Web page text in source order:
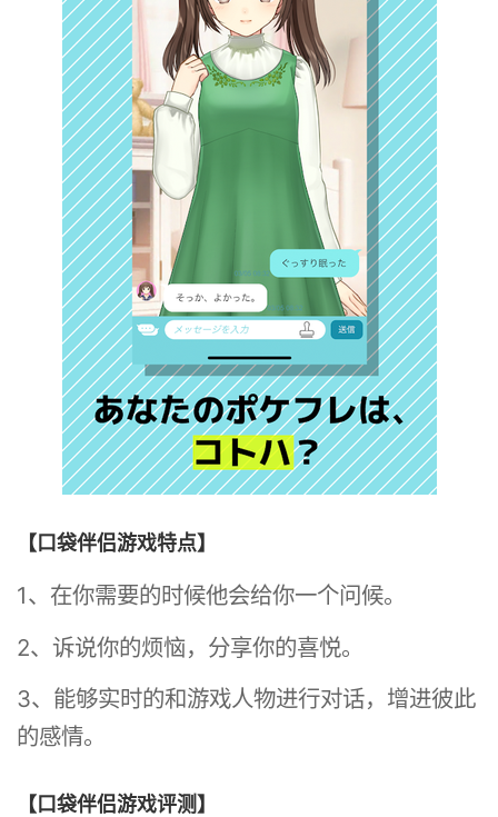
【口袋伴侣游戏特点】
1、在你需要的时候他会给你一个问候。
2、诉说你的烦恼，分享你的喜悦。
3、能够实时的和游戏人物进行对话，增进彼此
的感情。
【口袋伴侣游戏评测】